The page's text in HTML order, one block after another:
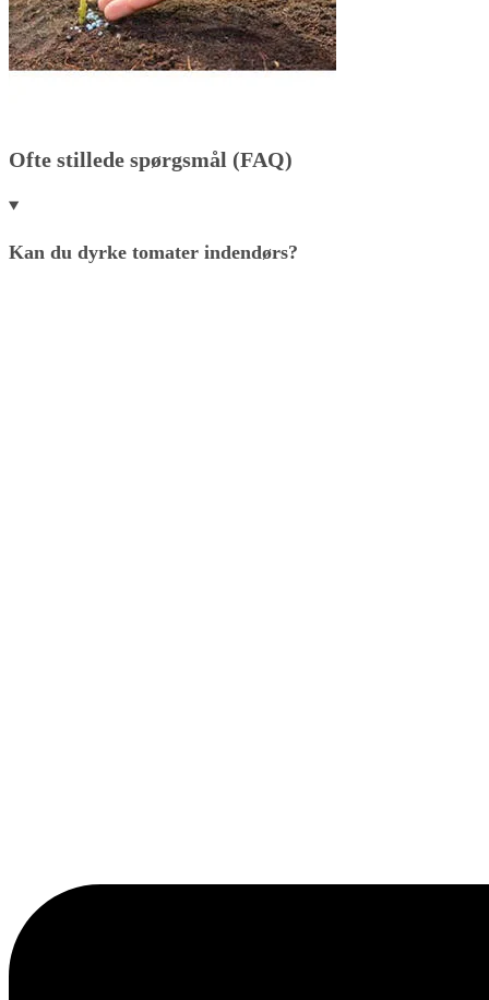
Ofte stillede spørgsmål (FAQ)
Kan du dyrke tomater indendørs?